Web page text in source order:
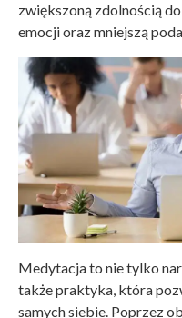
zwiększoną zdolnością
emocji oraz mniejszą
Medytacja to nie tylko
także praktyka, która
samych siebie. Poprzez